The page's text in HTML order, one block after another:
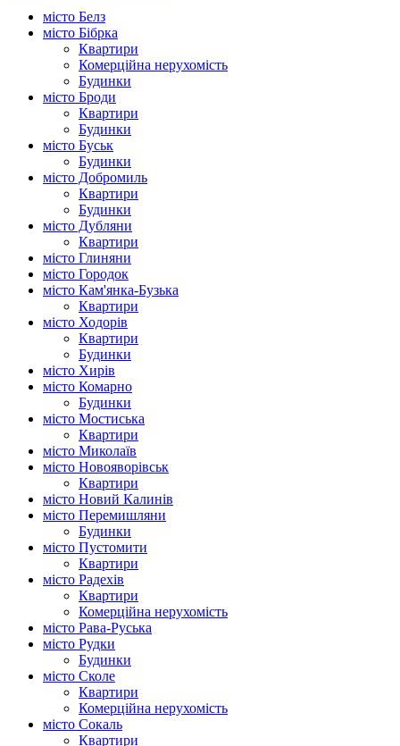
місто Белз
місто Бібрка
Квартири
Комерційна нерухомість
Будинки
місто Броди
Квартири
Будинки
місто Буськ
Будинки
місто Добромиль
Квартири
Будинки
місто Дубляни
Квартири
місто Глиняни
місто Городок
місто Кам'янка-Бузька
Квартири
місто Ходорів
Квартири
Будинки
місто Хирів
місто Комарно
Будинки
місто Мостиська
Квартири
місто Миколаїв
місто Новояворівськ
Квартири
місто Новий Калинів
місто Перемишляни
Будинки
місто Пустомити
Квартири
місто Радехів
Квартири
Комерційна нерухомість
місто Рава-Руська
місто Рудки
Будинки
місто Сколе
Квартири
Комерційна нерухомість
місто Сокаль
Квартири